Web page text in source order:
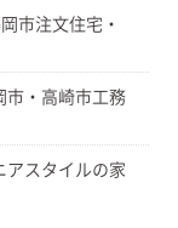
市注文住宅・
市・高崎市工務
アスタイルの家